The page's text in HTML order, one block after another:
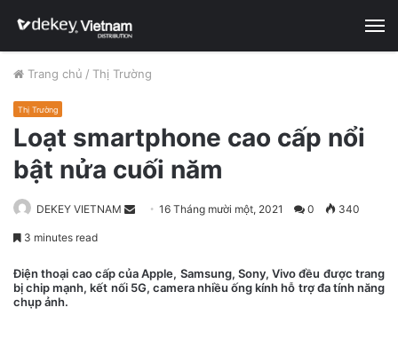
Trang chủ / Thị Trường
Thị Trường
Loạt smartphone cao cấp nổi
bật nửa cuối năm
DEKEY VIETNAM
d
a
16 Tháng mười một, 2021 0 340
3 minutes read
Điện thoại cao cấp của Apple, Samsung, Sony, Vivo đều được trang
bị chip mạnh, kết nối 5G, camera nhiều ống kính hỗ trợ đa tính năng
chụp ảnh.